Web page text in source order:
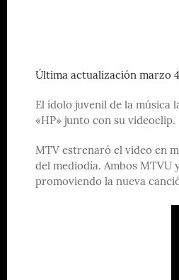
Última actualización marzo
El ídolo juvenil de la música
«HP» junto con su videoclip.
MTV estrenaró el video en
del mediodía. Ambos MTVU
promoviendo la nueva